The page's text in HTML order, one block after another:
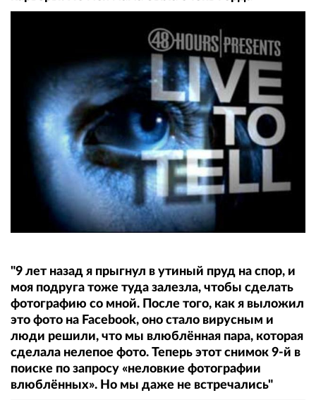
"9 лет назад я прыгнул в утиный пруд на спор, и
моя подруга тоже туда залезла, чтобы сделать
фотографию со мной. После того, как я выложил
это фото на Facebook, оно стало вирусным и
люди решили, что мы влюблённая пара, которая
сделала нелепое фото. Теперь этот снимок 9-й в
поиске по запросу «неловкие фотографии
влюблённых». Но мы даже не встречались"